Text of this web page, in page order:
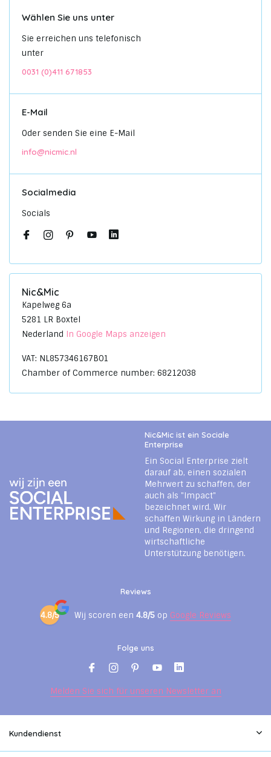
Wählen Sie uns unter
Sie erreichen uns telefonisch
unter
0031 (0)411 671853
E-Mail
Oder senden Sie eine E-Mail
info@nicmic.nl
Socialmedia
Socials
Nic&Mic
Kapelweg 6a
5281 LR Boxtel
Nederland In Google Maps anzeigen
VAT: NL857346167B01
Chamber of Commerce number: 68212038
Nic&Mic ist ein Sociale
Enterprise
Ein Social Enterprise zielt
darauf ab, einen sozialen
Mehrwert zu schaffen, der
auch als "Impact"
bezeichnet wird. Wir
schaffen Wirkung in Ländern
und Regionen, die dringend
wirtschaftliche
Unterstützung benötigen.
Reviews
4.8/5 Wij scoren een 4.8/5 op Google Reviews
Folge uns
Melden Sie sich für unseren Newsletter an
Kundendienst